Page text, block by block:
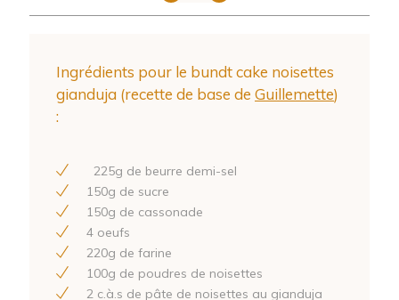
Ingrédients pour le bundt cake noisettes
gianduja (recette de base de Guillemette)
:
225g de beurre demi-sel
150g de sucre
150g de cassonade
4 oeufs
220g de farine
100g de poudres de noisettes
2 c.à.s de pâte de noisettes au gianduja